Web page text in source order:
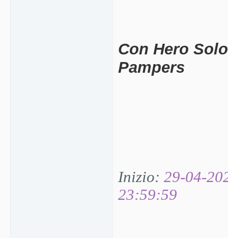
Con Hero
Pampers
Inizio: 29-04-
23:59:59